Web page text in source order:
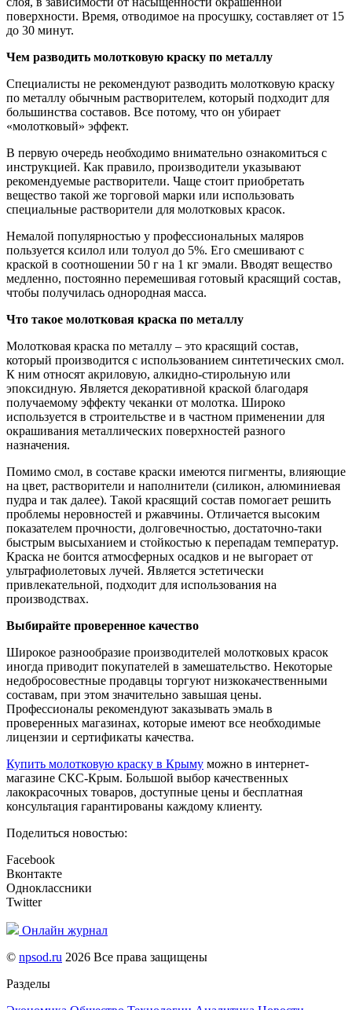
поверхности. Время, отводимое на просушку, составляет от 15
до 30 минут.
Чем разводить молотковую краску по металлу
Специалисты не рекомендуют разводить молотковую краску
по металлу обычным растворителем, который подходит для
большинства составов. Все потому, что он убирает
«молотковый» эффект.
В первую очередь необходимо внимательно ознакомиться с
инструкцией. Как правило, производители указывают
рекомендуемые растворители. Чаще стоит приобретать
вещество такой же торговой марки или использовать
специальные растворители для молотковых красок.
Немалой популярностью у профессиональных маляров
пользуется ксилол или толуол до 5%. Его смешивают с
краской в соотношении 50 г на 1 кг эмали. Вводят вещество
медленно, постоянно перемешивая готовый красящий состав,
чтобы получилась однородная масса.
Что такое молотковая краска по металлу
Молотковая краска по металлу – это красящий состав,
который производится с использованием синтетических смол.
К ним относят акриловую, алкидно-стирольную или
эпоксидную. Является декоративной краской благодаря
получаемому эффекту чеканки от молотка. Широко
используется в строительстве и в частном применении для
окрашивания металлических поверхностей разного
назначения.
Помимо смол, в составе краски имеются пигменты, влияющие
на цвет, растворители и наполнители (силикон, алюминиевая
пудра и так далее). Такой красящий состав помогает решить
проблемы неровностей и ржавчины. Отличается высоким
показателем прочности, долговечностью, достаточно-таки
быстрым высыханием и стойкостью к перепадам температур.
Краска не боится атмосферных осадков и не выгорает от
ультрафиолетовых лучей. Является эстетически
привлекательной, подходит для использования на
производствах.
Выбирайте проверенное качество
Широкое разнообразие производителей молотковых красок
иногда приводит покупателей в замешательство. Некоторые
недобросовестные продавцы торгуют низкокачественными
составам, при этом значительно завышая цены.
Профессионалы рекомендуют заказывать эмаль в
проверенных магазинах, которые имеют все необходимые
лицензии и сертификаты качества.
Купить молотковую краску в Крыму можно в интернет-
магазине СКС-Крым. Большой выбор качественных
лакокрасочных товаров, доступные цены и бесплатная
консультация гарантированы каждому клиенту.
Поделиться новостью:
Facebook
Вконтакте
Одноклассники
Twitter
Онлайн журнал
© npsod.ru 2026 Все права защищены
Разделы